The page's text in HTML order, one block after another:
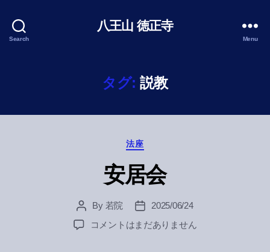
Search
八王山 徳正寺
Menu
タグ: 説教
Categories
法座
安居会
Post
author
By 若院
Post
date
2025/06/24
安
コメントはまだありません